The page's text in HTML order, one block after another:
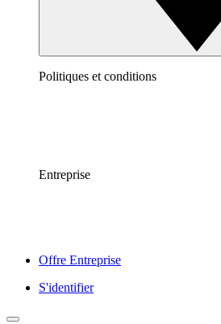
Politiques et conditions
Entreprise
Offre Entreprise
S'identifier